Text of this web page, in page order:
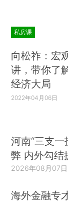
私房课
向松祚：宏
讲，带你了
经济大局
2022年04月06日
河南“三支
弊 内外勾结
2026年08月07日
海外金融专